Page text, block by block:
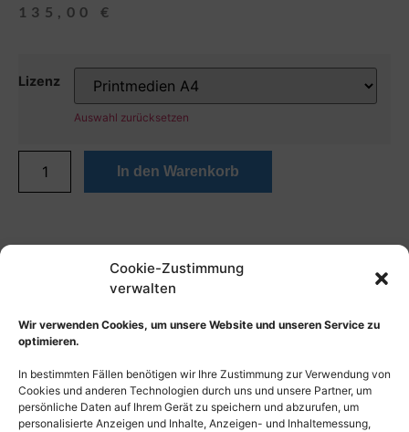
Cookie-Zustimmung
verwalten
Wir verwenden Cookies, um unsere Website und unseren Service zu
optimieren.
In bestimmten Fällen benötigen wir Ihre Zustimmung zur Verwendung von
Cookies und anderen Technologien durch uns und unsere Partner, um
persönliche Daten auf Ihrem Gerät zu speichern und abzurufen, um
personalisierte Anzeigen und Inhalte, Anzeigen- und Inhaltemessung,
135,00 €
Lizenz
Auswahl zurücksetzen
In den Warenkorb